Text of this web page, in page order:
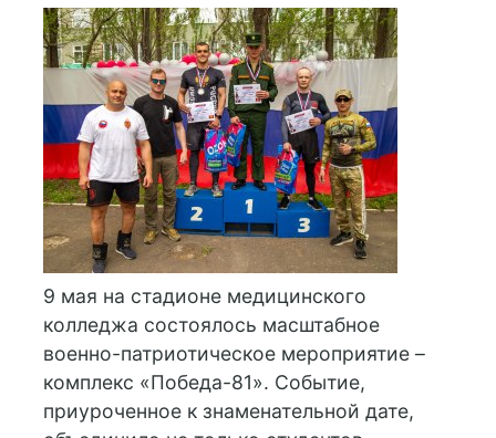
9 мая на стадионе медицинского
колледжа состоялось масштабное
военно-патриотическое мероприятие –
комплекс «Победа-81». Событие,
приуроченное к знаменательной дате,